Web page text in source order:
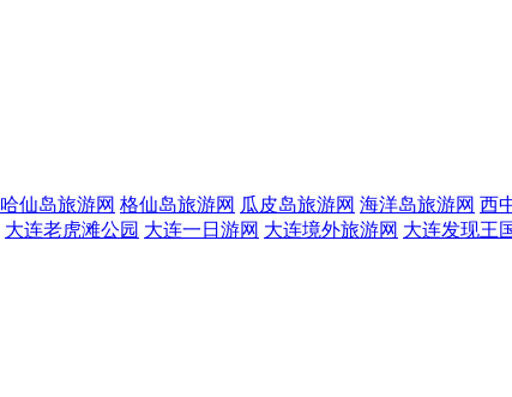
哈仙岛旅游网 格仙岛旅游网 瓜皮岛旅游网 海洋岛旅游网 西
大连老虎滩公园 大连一日游网 大连境外旅游网 大连发现王